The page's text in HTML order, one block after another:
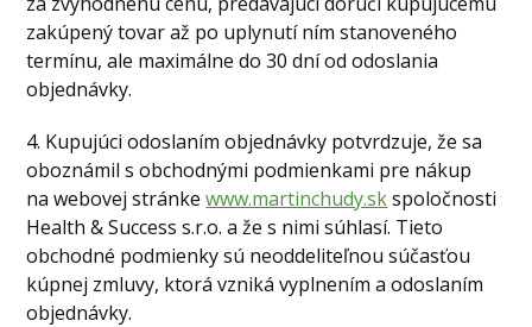
zakúpený tovar až po uplynutí ním stanoveného
termínu, ale maximálne do 30 dní od odoslania
objednávky.
4. Kupujúci odoslaním objednávky potvrdzuje, že sa
oboznámil s obchodnými podmienkami pre nákup
na webovej stránkewww.martinchudy.skspoločnosti
Health & Success s.r.o. a že s nimi súhlasí. Tieto
obchodné podmienky sú neoddeliteľnou súčasťou
kúpnej zmluvy, ktorá vzniká vyplnením a odoslaním
objednávky.